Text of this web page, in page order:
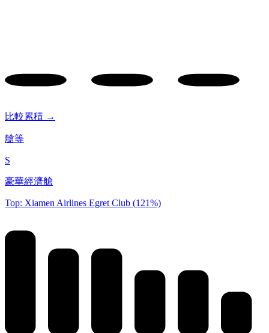
比較累積 →
艙等
S
豪華經濟艙
Top: Xiamen Airlines Egret Club (121%)